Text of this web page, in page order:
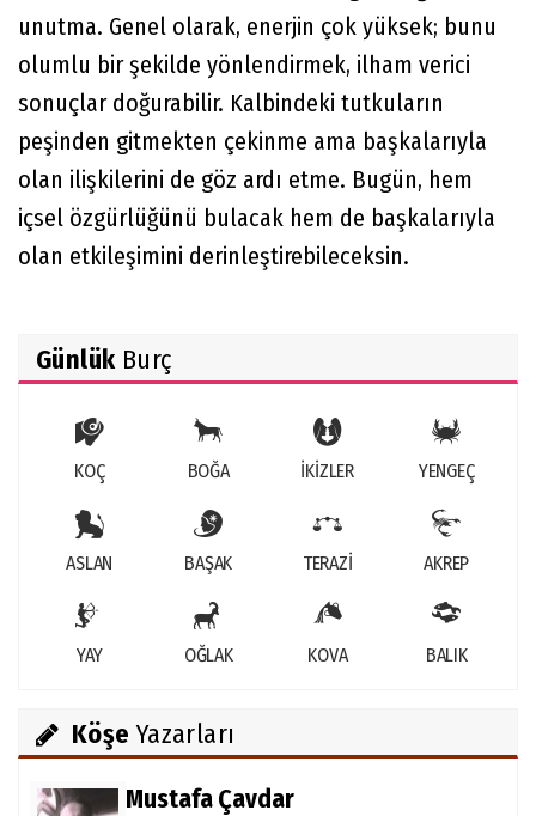
unutma. Genel olarak, enerjin çok yüksek; bunu
olumlu bir şekilde yönlendirmek, ilham verici
sonuçlar doğurabilir. Kalbindeki tutkuların
peşinden gitmekten çekinme ama başkalarıyla
olan ilişkilerini de göz ardı etme. Bugün, hem
içsel özgürlüğünü bulacak hem de başkalarıyla
olan etkileşimini derinleştirebileceksin.
GünlükBurç
KOÇ BOĞA İKİZLER YENGEÇ
ASLAN BAŞAK TERAZİ AKREP
YAY OĞLAK KOVA BALIK
Köşe Yazarları
Mustafa Çavdar